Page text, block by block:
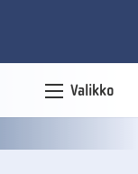
Valikko